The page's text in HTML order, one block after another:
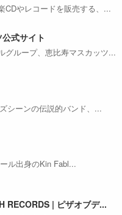
CDやレコードを販売する、...
式サイト
グループ、恵比寿マスカッツ...
シーンの伝説的バンド、...
ル出身のKin Fabl...
RECORDS | ピザオブデ...